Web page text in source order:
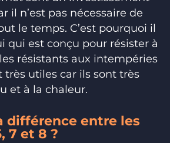
il n’est pas nécessaire de
le temps. C’est pourquoi il
qui est conçu pour résister à
résistants aux intempéries
utiles car ils sont très
et à la chaleur.
différence entre les
7 et 8 ?